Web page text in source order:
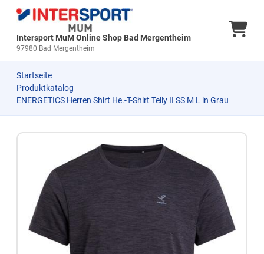
Intersport MuM Online Shop Bad Mergentheim
97980 Bad Mergentheim
Startseite
Produktkatalog
ENERGETICS Herren Shirt He.-T-Shirt Telly II SS M L in Grau